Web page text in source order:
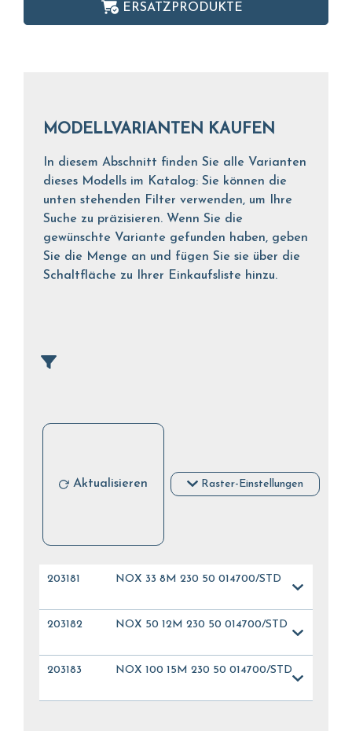
ERSATZPRODUKTE
MODELLVARIANTEN KAUFEN
In diesem Abschnitt finden Sie alle Varianten
dieses Modells im Katalog: Sie können die
unten stehenden Filter verwenden, um Ihre
Suche zu präzisieren. Wenn Sie die
gewünschte Variante gefunden haben, geben
Sie die Menge an und fügen Sie sie über die
Schaltfläche zu Ihrer Einkaufsliste hinzu.
Aktualisieren Raster-Einstellungen
203181 NOX 33 8M 230 50 014700/STD
203182 NOX 50 12M 230 50 014700/STD
203183 NOX 100 15M 230 50 014700/STD